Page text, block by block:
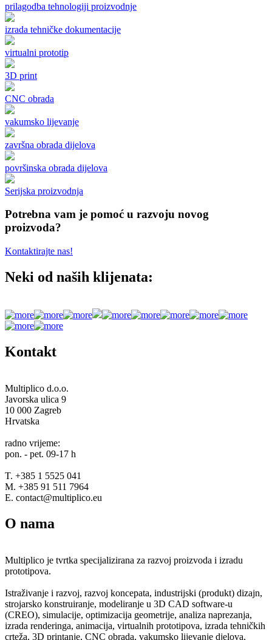
prilagodba tehnologiji proizvodnje
izrada tehničke dokumentacije
virtualni prototip
3D print
CNC obrada
vakumsko lijevanje
završna obrada dijelova
površinska obrada dijelova
Serijska proizvodnja
Potrebna vam je pomoć u razvoju novog
proizvoda?
Kontaktirajte nas!
Neki od naših klijenata:
Kontakt
Multiplico d.o.o.
Javorska ulica 9
10 000 Zagreb
Hrvatska
radno vrijeme:
pon. - pet. 09-17 h
T. +385 1 5525 041
M. +385 91 511 7964
E. contact@multiplico.eu
O nama
Multiplico je tvrtka specijalizirana za razvoj proizvoda i izradu
prototipova.
Istraživanje i razvoj, razvoj koncepata, industrijski (produkt) dizajn,
strojarsko konstruiranje, modeliranje u 3D CAD software-u
(CREO), simulacije, optimizacija geometrije, analiza naprezanja,
izrada renderinga, animacija, virtualnih prototipova, izrada tehničkih
crteža, 3D printanje, CNC obrada, vakumsko lijevanje djelova,